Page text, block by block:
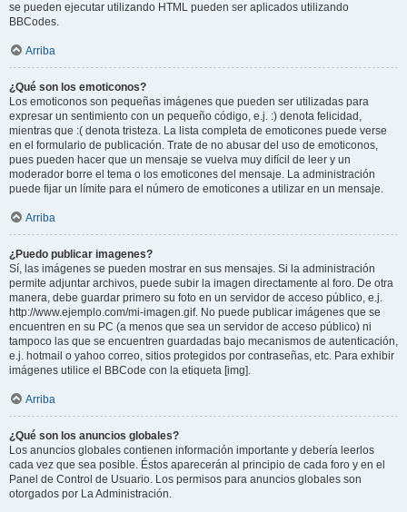
se pueden ejecutar utilizando HTML pueden ser aplicados utilizando
BBCodes.
Arriba
¿Qué son los emoticonos?
Los emoticonos son pequeñas imágenes que pueden ser utilizadas para
expresar un sentimiento con un pequeño código, e.j. :) denota felicidad,
mientras que :( denota tristeza. La lista completa de emoticones puede verse
en el formulario de publicación. Trate de no abusar del uso de emoticonos,
pues pueden hacer que un mensaje se vuelva muy difícil de leer y un
moderador borre el tema o los emoticones del mensaje. La administración
puede fijar un límite para el número de emoticones a utilizar en un mensaje.
Arriba
¿Puedo publicar imagenes?
Sí, las imágenes se pueden mostrar en sus mensajes. Si la administración
permite adjuntar archivos, puede subir la imagen directamente al foro. De otra
manera, debe guardar primero su foto en un servidor de acceso público, e.j.
http://www.ejemplo.com/mi-imagen.gif. No puede publicar imágenes que se
encuentren en su PC (a menos que sea un servidor de acceso público) ni
tampoco las que se encuentren guardadas bajo mecanismos de autenticación,
e.j. hotmail o yahoo correo, sitios protegidos por contraseñas, etc. Para exhibir
imágenes utilice el BBCode con la etiqueta [img].
Arriba
¿Qué son los anuncios globales?
Los anuncios globales contienen información importante y debería leerlos
cada vez que sea posible. Éstos aparecerán al principio de cada foro y en el
Panel de Control de Usuario. Los permisos para anuncios globales son
otorgados por La Administración.